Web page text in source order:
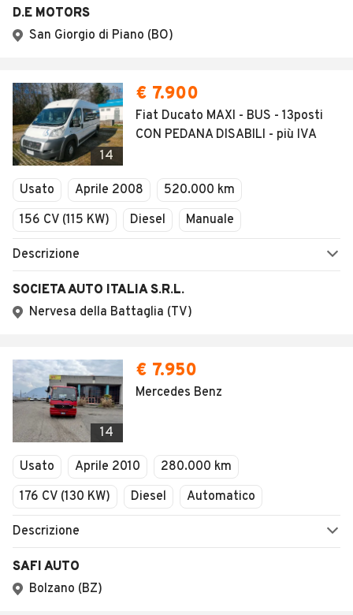
D.E MOTORS
San Giorgio di Piano (BO)
14
€ 7.900
Fiat Ducato MAXI - BUS - 13posti
CON PEDANA DISABILI - più IVA
Usato Aprile 2008
520.000 km
156 CV (115 KW)
Diesel Manuale
Descrizione
SOCIETA AUTO ITALIA S.R.L.
Nervesa della Battaglia (TV)
14
€ 7.950
Mercedes Benz
Usato Aprile 2010
280.000 km
176 CV (130 KW)
Diesel Automatico
Descrizione
SAFI AUTO
Bolzano (BZ)